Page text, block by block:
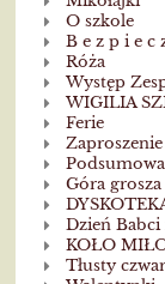
O szkole
B e z p i e c
Róża
Występ
WIGILIA
Ferie
Góra grosza
Dzień
KOŁO
Tłusty